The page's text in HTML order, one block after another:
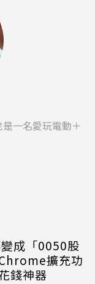
一名愛玩電動＋
成「0050股
擴充功
錢神器